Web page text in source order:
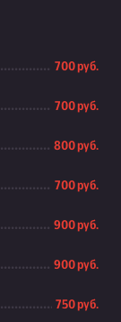
700 руб.
700 руб.
800 руб.
700 руб.
900 руб.
900 руб.
750 руб.